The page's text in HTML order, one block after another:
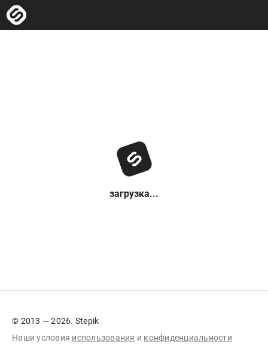
загрузка...
© 2013 — 2026. Stepik
Наши условия использования и конфиденциальности